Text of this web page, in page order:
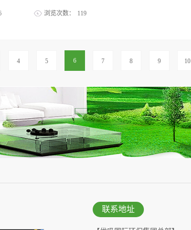
全部建成禁燃区，到2020年建成区面积80%的区域建成禁燃
，并根据空气质量改善要求，规定实施步骤，逐步扩大禁燃区范围。”
善北...
护责任的界定以及污染土壤修复的监测措施八项内容。 据了解，
治法(建议稿)》更注重对土壤环境的保护和改善。 北京理工大学
法律非常重视土壤环境的保护，在基本原则里面也规定了保护优先，
保护和改善’，主要根据土地类型做出不同的保护措施，针对不同的情
为避免工业活动中对土壤环境的破坏制定了一些条款，对土地的风
”罗丽参与了《土壤污染防治法(建议稿)》的起草工作。 立法核心
浏览次数： 119
4 5 6 7 8 9 10
联系地址